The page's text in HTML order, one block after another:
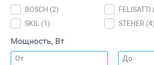
BOSCH (2) FELISATTI
SKIL (1 ) STEHER (4)
Мощность, Вт